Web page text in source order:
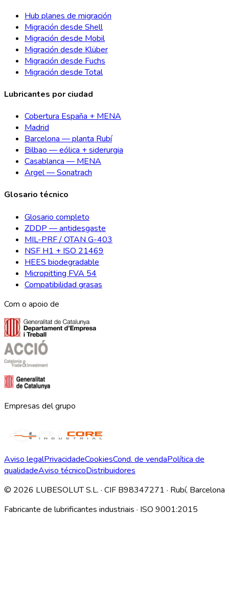
Hub planes de migración
Migración desde Shell
Migración desde Mobil
Migración desde Klüber
Migración desde Fuchs
Migración desde Total
Lubricantes por ciudad
Cobertura España + MENA
Madrid
Barcelona — planta Rubí
Bilbao — eólica + siderurgia
Casablanca — MENA
Argel — Sonatrach
Glosario técnico
Glosario completo
ZDDP — antidesgaste
MIL-PRF / OTAN G-403
NSF H1 + ISO 21469
HEES biodegradable
Micropitting FVA 54
Compatibilidad grasas
Com o apoio de
Empresas del grupo
Aviso legalPrivacidadeCookiesCond. de vendaPolítica de
qualidadeAviso técnicoDistribuidores
© 2026 LUBESOLUT S.L. · CIF B98347271 · Rubí, Barcelona
Fabricante de lubrificantes industriais · ISO 9001:2015